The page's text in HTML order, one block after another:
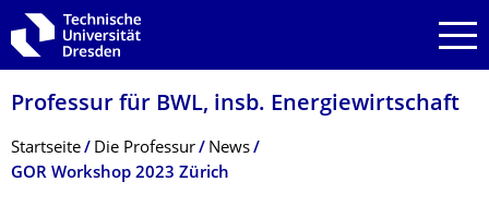
Zur Hauptnavigation springen
Zur Suche springen
Zum Inhalt springen
Professur für BWL, insb. Energiewirtschaft
Breadcrumb-Menü
Startseite Die Professur
News
GOR Workshop 2023 Zürich